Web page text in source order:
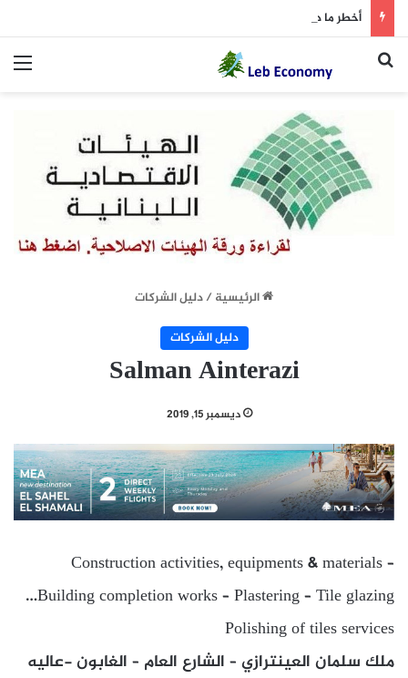
أخطر ما دار داخل غرفة المفاوضات
بحث عن
الرئيسية/دليل الشركات
دليل الشركات
Salman Ainterazi
ديسمبر 15, 2019
Construction activities, equipments & materials –
Building completion works – Plastering – Tile glazing…
Polishing of tiles services
ملك سلمان العينترازي – الشارع العام – الغابون -عاليه